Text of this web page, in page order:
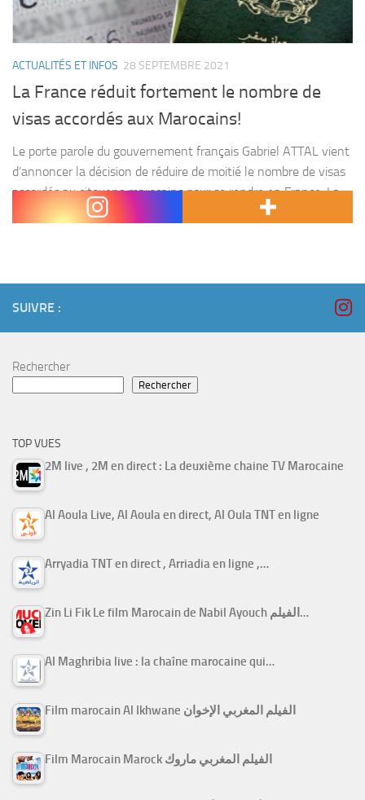
ACTUALITÉS ET INFOS 28 SEPTEMBRE 2021
La France réduit fortement le nombre de
visas accordés aux Marocains!
Le porte parole du gouvernement français Gabriel ATTAL vient
d’annoncer la décision de réduire de moitié le nombre de visas
accordés au citoyens marocains pour se rendre en France. La
France espère mettre la...
SUIVRE :
Rechercher
Rechercher
TOP VUES
2M live , 2M en direct : La deuxième chaine TV Marocaine
Al Aoula Live, Al Aoula en direct, Al Oula TNT en ligne
Arryadia TNT en direct , Arriadia en ligne ,…
Zin Li Fik Le film Marocain de Nabil Ayouch الفيلم…
Al Maghribia live : la chaîne marocaine qui…
Film marocain Al Ikhwane الفيلم المغربي الإخوان
Film Marocain Marock الفيلم المغربي ماروك